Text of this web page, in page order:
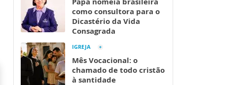
como consultora para o
Dicastério da Vida
Consagrada
IGREJA
Mês Vocacional: o
chamado de todo cristão
à santidade